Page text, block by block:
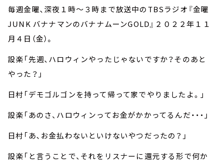
毎週金曜、深夜１時～３時まで放送中のTBSラジオ『金曜
JUNK バナナマンのバナナムーンGOLD』２０２２年１１
月４日（金）。
設楽「先週、ハロウィンやったじゃないですか？そのあと
やった？」
日村「デモゴルゴンを持って帰って家でやりましたよ。」
設楽「あのさ、ハロウィンってお金がかかってるんだ・・・」
日村「あ、お金払わないといけないやつだったの？」
設楽「と言うことで、それをリスナーに還元する形で何か